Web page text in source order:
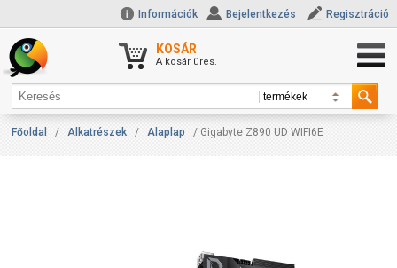
Információk Bejelentkezés Regisztráció
KOSÁR
A kosár üres.
Főoldal / Alkatrészek / Alaplap / Gigabyte Z890 UD WIFI6E